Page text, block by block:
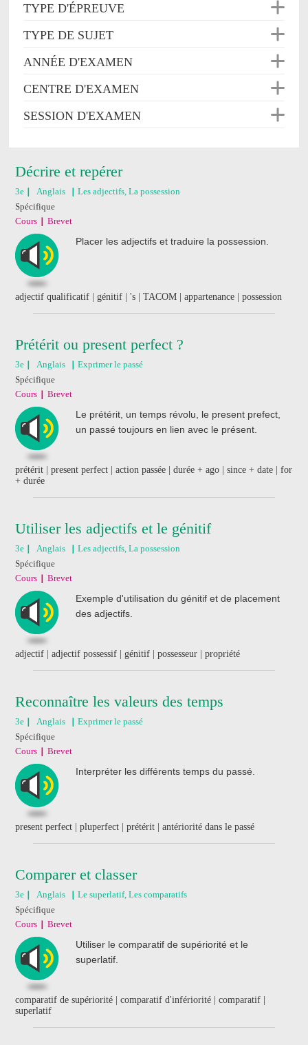
TYPE D'ÉPREUVE
TYPE DE SUJET
ANNÉE D'EXAMEN
CENTRE D'EXAMEN
SESSION D'EXAMEN
Décrire et repérer
3e Anglais
Les adjectifs, La possession
Spécifique
Cours
Brevet
Placer les adjectifs et traduire la possession.
adjectif qualificatif | génitif | 's | TACOM | appartenance | possession
Prétérit ou present perfect ?
3e Anglais
Exprimer le passé
Spécifique
Cours
Brevet
Le prétérit, un temps révolu, le present prefect,
un passé toujours en lien avec le présent.
prétérit | present perfect | action passée | durée + ago | since + date | for
+ durée
Utiliser les adjectifs et le génitif
3e Anglais
Les adjectifs, La possession
Spécifique
Cours
Brevet
Exemple d'utilisation du génitif et de placement
des adjectifs.
adjectif | adjectif possessif | génitif | possesseur | propriété
Reconnaître les valeurs des temps
3e Anglais
Exprimer le passé
Spécifique
Cours
Brevet
Interpréter les différents temps du passé.
present perfect | pluperfect | prétérit | antériorité dans le passé
Comparer et classer
3e Anglais
Le superlatif, Les comparatifs
Spécifique
Cours
Brevet
Utiliser le comparatif de supériorité et le
superlatif.
comparatif de supériorité | comparatif d'infériorité | comparatif |
superlatif